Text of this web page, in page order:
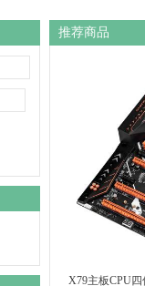
推荐商品
X79主板CPU